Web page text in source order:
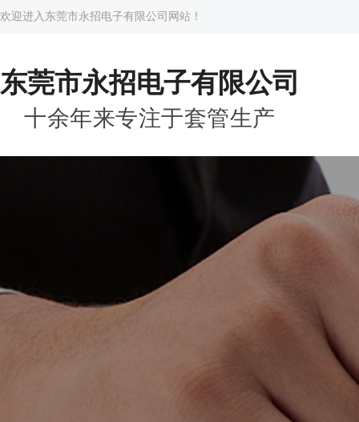
欢迎进入东莞市永招电子有限公司网站！
东莞市永招电子有限公司
十余年来专注于套管生产